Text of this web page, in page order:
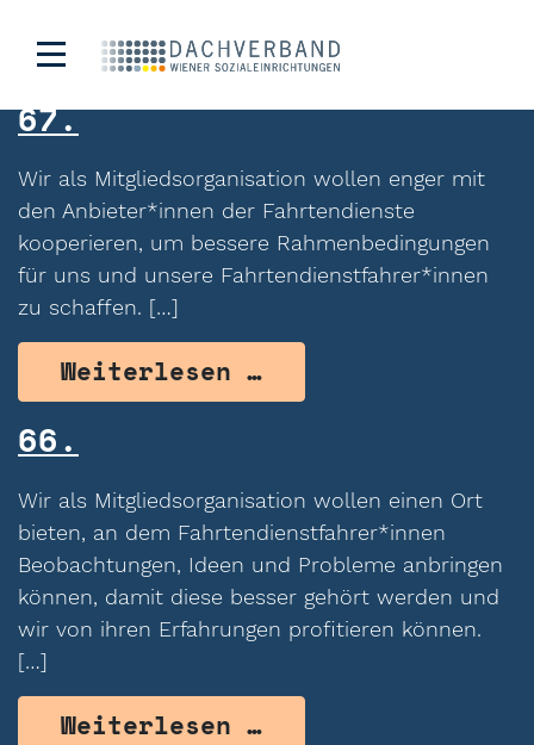
Kategorie:Umfeld
67.
Wir als Mitgliedsorganisation wollen enger mit
den Anbieter*innen der Fahrtendienste
kooperieren, um bessere Rahmenbedingungen
für uns und unsere Fahrtendienstfahrer*innen
zu schaffen. […]
Weiterlesen …from 67.
66.
Wir als Mitgliedsorganisation wollen einen Ort
bieten, an dem Fahrtendienstfahrer*innen
Beobachtungen, Ideen und Probleme anbringen
können, damit diese besser gehört werden und
wir von ihren Erfahrungen profitieren können.
[…]
Weiterlesen …from 66.